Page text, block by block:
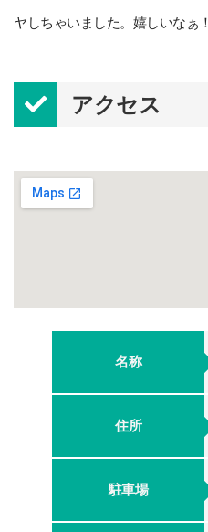
ヤしちゃいました。嬉しいなぁ！
アクセス
名称
住所
駐車場